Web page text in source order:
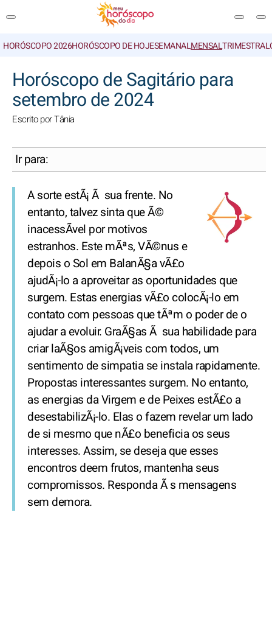
HORÓSCOPO 2026HORÓSCOPO DE HOJESEMANALMENSALTRIMESTRAL
Horóscopo de Sagitário para
setembro de 2024
Escrito por Tânia
Ir para:
A sorte estÃ¡ Ã sua frente. No
entanto, talvez sinta que Ã©
inacessÃ­vel por motivos
estranhos. Este mÃªs, VÃ©nus e
depois o Sol em BalanÃ§a vÃ£o
ajudÃ¡-lo a aproveitar as oportunidades que
surgem. Estas energias vÃ£o colocÃ¡-lo em
contato com pessoas que tÃªm o poder de o
ajudar a evoluir. GraÃ§as Ã sua habilidade para
criar laÃ§os amigÃ¡veis com todos, um
sentimento de simpatia se instala rapidamente.
Propostas interessantes surgem. No entanto,
as energias da Virgem e de Peixes estÃ£o a
desestabilizÃ¡-lo. Elas o fazem revelar um lado
de si mesmo que nÃ£o beneficia os seus
interesses. Assim, se deseja que esses
encontros deem frutos, mantenha seus
compromissos. Responda Ã s mensagens
sem demora.